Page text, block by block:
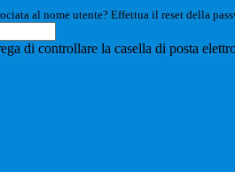
al nome utente? Effettua il reset della
di controllare la casella di posta